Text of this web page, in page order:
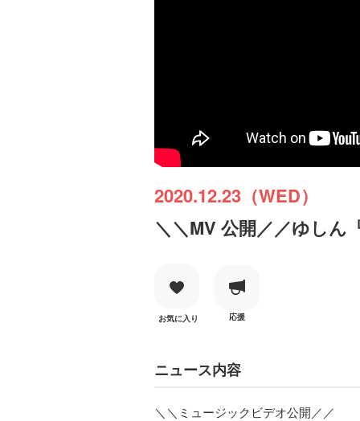
2020.12.23（WED）
＼＼MV 公開／／ゆしん
お気に入り 応援
ニュース内容
＼＼ミュージックビデオ公開／／